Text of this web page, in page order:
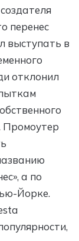
перенес
выступать в
отклонил
Промоутер
а по
Йорке.